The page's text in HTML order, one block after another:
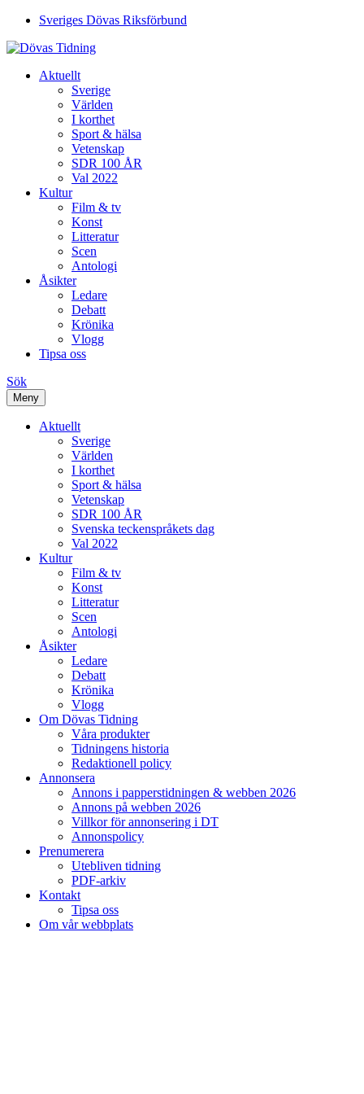
Sveriges Dövas Riksförbund
Aktuellt
Sverige
Världen
I korthet
Sport & hälsa
Vetenskap
SDR 100 ÅR
Val 2022
Kultur
Film & tv
Konst
Litteratur
Scen
Antologi
Åsikter
Ledare
Debatt
Krönika
Vlogg
Tipsa oss
Sök
Meny
Aktuellt
Sverige
Världen
I korthet
Sport & hälsa
Vetenskap
SDR 100 ÅR
Svenska teckenspråkets dag
Val 2022
Kultur
Film & tv
Konst
Litteratur
Scen
Antologi
Åsikter
Ledare
Debatt
Krönika
Vlogg
Om Dövas Tidning
Våra produkter
Tidningens historia
Redaktionell policy
Annonsera
Annons i papperstidningen & webben 2026
Annons på webben 2026
Villkor för annonsering i DT
Annonspolicy
Prenumerera
Utebliven tidning
PDF-arkiv
Kontakt
Tipsa oss
Om vår webbplats